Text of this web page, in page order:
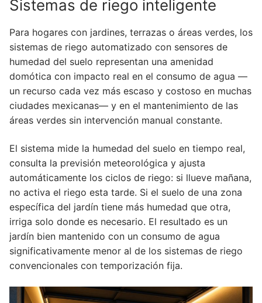
Sistemas de riego inteligente
Para hogares con jardines, terrazas o áreas verdes, los
sistemas de riego automatizado con sensores de
humedad del suelo representan una amenidad
domótica con impacto real en el consumo de agua —
un recurso cada vez más escaso y costoso en muchas
ciudades mexicanas— y en el mantenimiento de las
áreas verdes sin intervención manual constante.
El sistema mide la humedad del suelo en tiempo real,
consulta la previsión meteorológica y ajusta
automáticamente los ciclos de riego: si llueve mañana,
no activa el riego esta tarde. Si el suelo de una zona
específica del jardín tiene más humedad que otra,
irriga solo donde es necesario. El resultado es un
jardín bien mantenido con un consumo de agua
significativamente menor al de los sistemas de riego
convencionales con temporización fija.